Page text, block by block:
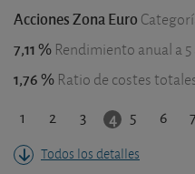
Acciones Zona Euro
7,11 % Rendimiento anual a 5
1,76 % Ratio de costes
1 2 3 4 5 6 7
Todos los detalles